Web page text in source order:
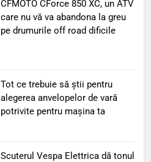
CFMOTO CForce 850 XC, un ATV
care nu vă va abandona la greu
pe drumurile off road dificile
Tot ce trebuie să știi pentru
alegerea anvelopelor de vară
potrivite pentru mașina ta
Scuterul Vespa Elettrica dă tonul